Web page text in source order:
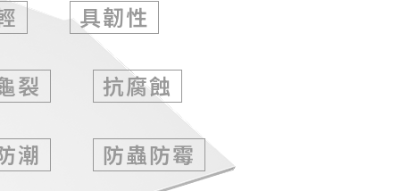
具韌性
裂 抗腐蝕
潮 防蟲防霉